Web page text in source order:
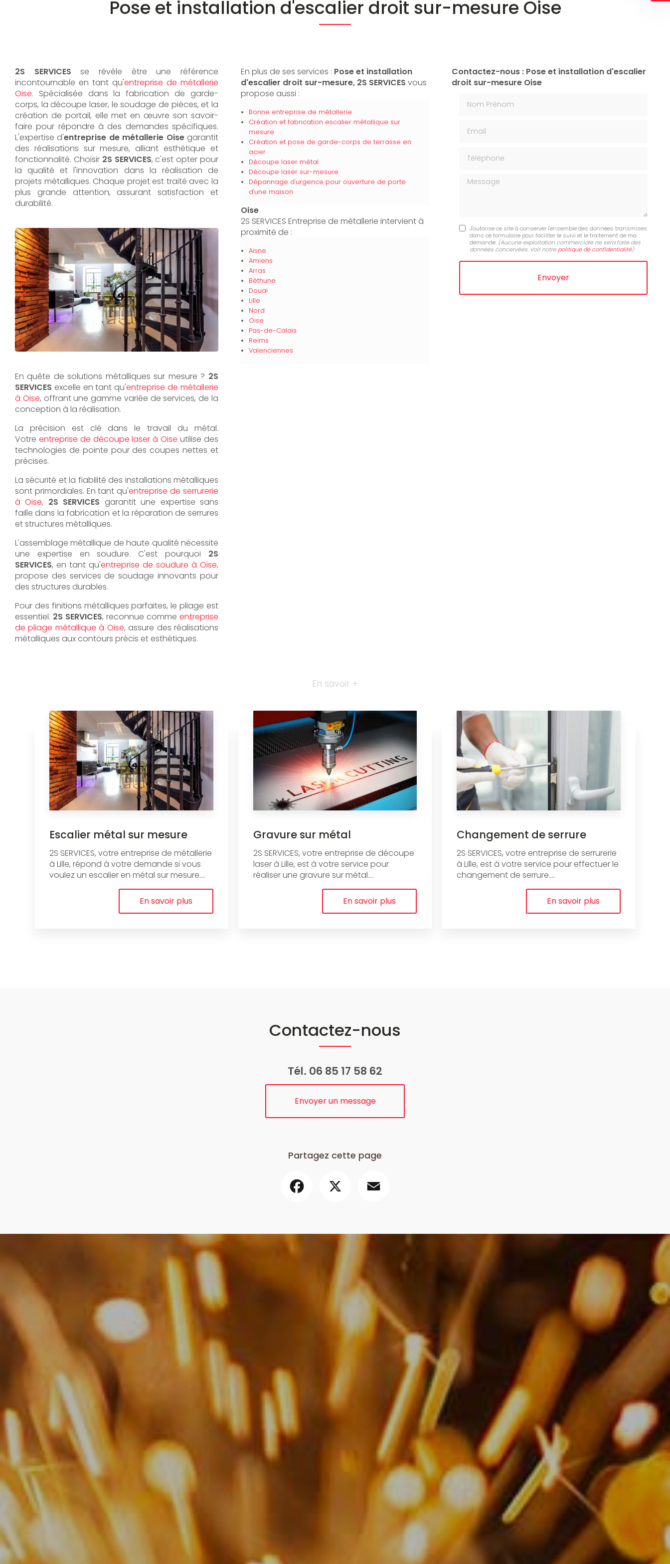
Pose et installation d'escalier droit sur-mesure Oise
2S SERVICESse révèle être une référence
incontournable en tant qu'entreprise de métallerie
Oise. Spécialisée dans la fabrication de garde-
corps, la découpe laser, le soudage de pièces, et la
création de portail, elle met en œuvre son savoir-
faire pour répondre à des demandes spécifiques.
L'expertise d'entreprise de métallerie Oisegarantit
des réalisations sur mesure, alliant esthétique et
fonctionnalité. Choisir 2S SERVICES, c'est opter pour
la qualité et l'innovation dans la réalisation de
projets métalliques. Chaque projet est traité avec la
plus grande attention, assurant satisfaction et
durabilité.
En quête de solutions métalliques sur mesure ? 2S
SERVICES excelle en tant qu'entreprise de métallerie
à Oise, offrant une gamme variée de services, de la
conception à la réalisation.
La précision est clé dans le travail du métal.
Votre entreprise de découpe laser à Oise utilise des
technologies de pointe pour des coupes nettes et
précises.
La sécurité et la fiabilité des installations métalliques
sont primordiales. En tant qu'entreprise de serrurerie
à Oise, 2S SERVICES garantit une expertise sans
faille dans la fabrication et la réparation de serrures
et structures métalliques.
L'assemblage métallique de haute qualité nécessite
une expertise en soudure. C'est pourquoi 2S
SERVICES, en tant qu'entreprise de soudure à Oise,
propose des services de soudage innovants pour
des structures durables.
Pour des finitions métalliques parfaites, le pliage est
essentiel. 2S SERVICES, reconnue comme entreprise
de pliage métallique à Oise, assure des réalisations
métalliques aux contours précis et esthétiques.
En plus de ses services : Pose et installation
d'escalier droit sur-mesure, 2S SERVICES vous
propose aussi :
Bonne entreprise de métallerie
Création et fabrication escalier métallique sur
mesure
Création et pose de garde-corps de terrasse en
acier
Découpe laser métal
Découpe laser sur-mesure
Dépannage d'urgence pour ouverture de porte
d'une maison
Oise
2S SERVICES Entreprise de métallerie intervient à
proximité de :
Aisne
Amiens
Arras
Béthune
Douai
Lille
Nord
Oise
Pas-de-Calais
Reims
Valenciennes
Contactez-nous : Pose et installation d'escalier
droit sur-mesure Oise
Message
J'autorise ce site à conserver l'ensemble des données transmises
dans ce formulaire pour faciliter le suivi et le traitement de ma
demande. (Aucune exploitation commerciale ne sera faite des
données concervées. Voir notre politique de confidentialité)
En savoir +
Escalier métal sur mesure
2S SERVICES, votre entreprise de métallerie
à Lille, répond à votre demande si vous
voulez un escalier en métal sur mesure....
En savoir plus
Gravure sur métal
2S SERVICES, votre entreprise de découpe
laser à Lille, est à votre service pour
réaliser une gravure sur métal....
En savoir plus
Changement de serrure
2S SERVICES, votre entreprise de serrurerie
à Lille, est à votre service pour effectuer le
changement de serrure....
En savoir plus
Contactez-nous
Tél. 06 85 17 58 62
Envoyer un message
Partagez cette page